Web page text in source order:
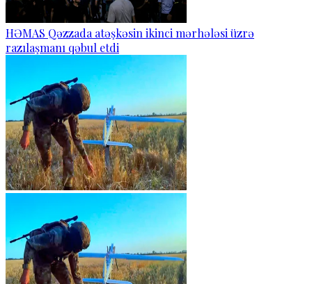
HƏMAS Qəzzada atəşkəsin ikinci mərhələsi üzrə
razılaşmanı qəbul etdi